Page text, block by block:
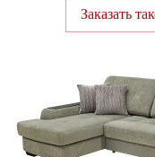
Заказать